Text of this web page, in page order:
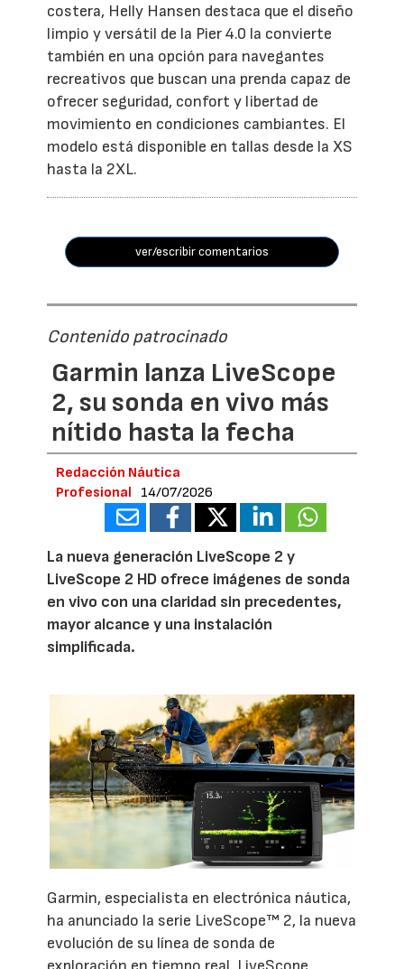
costera, Helly Hansen destaca que el diseño
limpio y versátil de la Pier 4.0 la convierte
también en una opción para navegantes
recreativos que buscan una prenda capaz de
ofrecer seguridad, confort y libertad de
movimiento en condiciones cambiantes. El
modelo está disponible en tallas desde la XS
hasta la 2XL.
ver/escribir comentarios
Contenido patrocinado
Garmin lanza LiveScope
2, su sonda en vivo más
nítido hasta la fecha
Redacción Náutica
Profesional
14/07/2026
La nueva generación LiveScope 2 y
LiveScope 2 HD ofrece imágenes de sonda
en vivo con una claridad sin precedentes,
mayor alcance y una instalación
simplificada.
Garmin, especialista en electrónica náutica,
ha anunciado la serie LiveScope™ 2, la nueva
evolución de su línea de sonda de